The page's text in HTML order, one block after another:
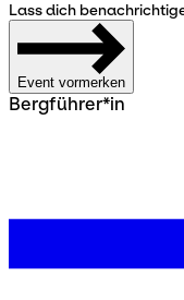
Lass dich
Event vormerken
Bergführer*in